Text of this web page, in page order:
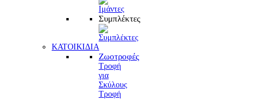
Συμπλέκτες
ΚΑΤΟΙΚΙΔΙΑ
Ζωοτροφές
Τροφή
για
Σκύλους
Τροφή